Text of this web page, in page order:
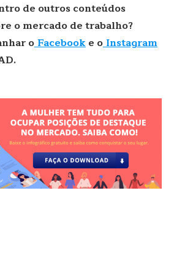
de outros conteúdos
o mercado de trabalho?
oFacebooke oInstagram